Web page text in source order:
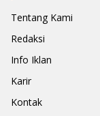
Tentang Kami
Redaksi
Info Iklan
Karir
Kontak